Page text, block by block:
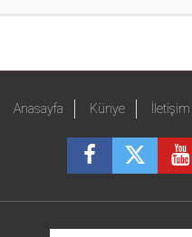
Anasayfa Künye İletişim